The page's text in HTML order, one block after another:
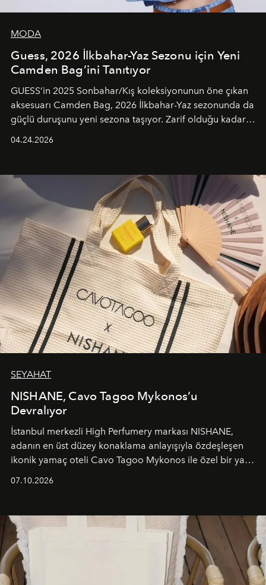
MODA
Guess, 2026 İlkbahar-Yaz Sezonu için Yeni
Camden Bag’ini Tanıtıyor
GUESS’in 2025 Sonbahar/Kış koleksiyonunun öne çıkan
aksesuarı Camden Bag, 2026 İlkbahar-Yaz sezonunda da
güçlü duruşunu yeni sezona taşıyor. Zarif olduğu kadar
04.24.2026
SEYAHAT
NISHANE, Cavo Tagoo Mykonos’u
Devralıyor
İstanbul merkezli High Perfumery markası NISHANE,
adanın en üst düzey konaklama anlayışıyla özdeşleşen
ikonik yamaç oteli Cavo Tagoo Mykonos ile özel bir yaz
buluşturarak markanın Cavo Tagoo’daki varlığını
sürükleyici ve mevsime özel bir deneyime dönüştürüyor.
07.10.2026